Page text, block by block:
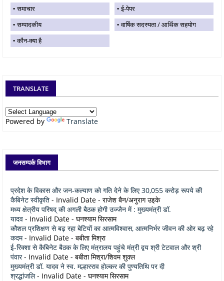
समाचार
ई-पेपर
सम्पादकीय
वार्षिक सदस्यता / आर्थिक सहयोग
कौन-क्या है
TRANSLATE
Powered by Translate
जनसम्पर्क विभाग
प्रदेश के विकास और जन-कल्याण को गति देने के लिए 30,055 करोड़ रूपये की
कैबिनेट स्वीकृति - Invalid Date - राजेश बैन/अनुराग उइके
मध्य क्षेत्रीय परिषद् की अगली बैठक होगी उज्जैन में : मुख्यमंत्री डॉ.
यादव - Invalid Date - घनश्याम सिरसाम
कौशल प्रशिक्षण से बढ़ रहा बेटियों का आत्मविश्वास, आत्मनिर्भर जीवन की ओर बढ़ रहे
कदम- Invalid Date - बबीता मिश्रा
ई-रिक्शा से कैबिनेट बैठक के लिए मंत्रालय पहुंचे मंत्री द्वय श्री टेटवाल और श्री
पंवार- Invalid Date - बबीता मिश्रा/शिवम शुक्ल
मुख्यमंत्री डॉ. यादव ने स्व. मल्हारराव होल्कर की पुण्यतिथि पर दी
श्रद्धांजलि- Invalid Date - घनश्याम सिरसाम